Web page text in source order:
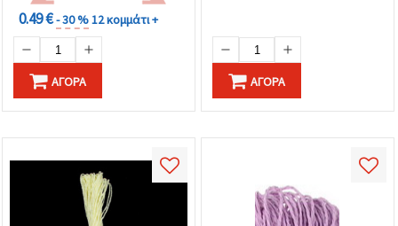
0.49 €- 30 %12 κομμάτι +
ΑΓΟΡΆ ΑΓΟΡΆ